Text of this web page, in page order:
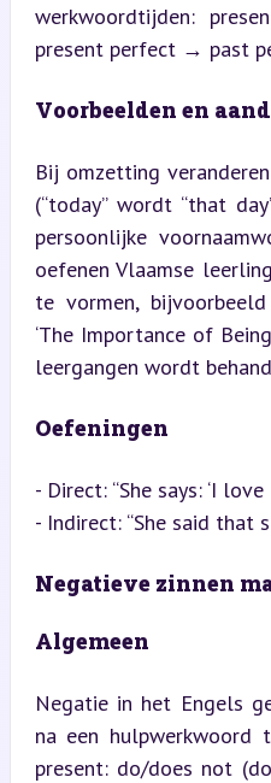
werkwoordtijden:
present perfect → past
Voorbeelden en
Bij omzetting
(“today” wordt “that
persoonlijke
oefenen Vlaamse
te vormen,
‘The Importance of
leergangen wordt
Oefeningen
- Direct: “She says: ‘I love
- Indirect: “She said that
Negatieve zinnen
Algemeen
Negatie in het Engels
na een hulpwerkwoord
present: do/does not